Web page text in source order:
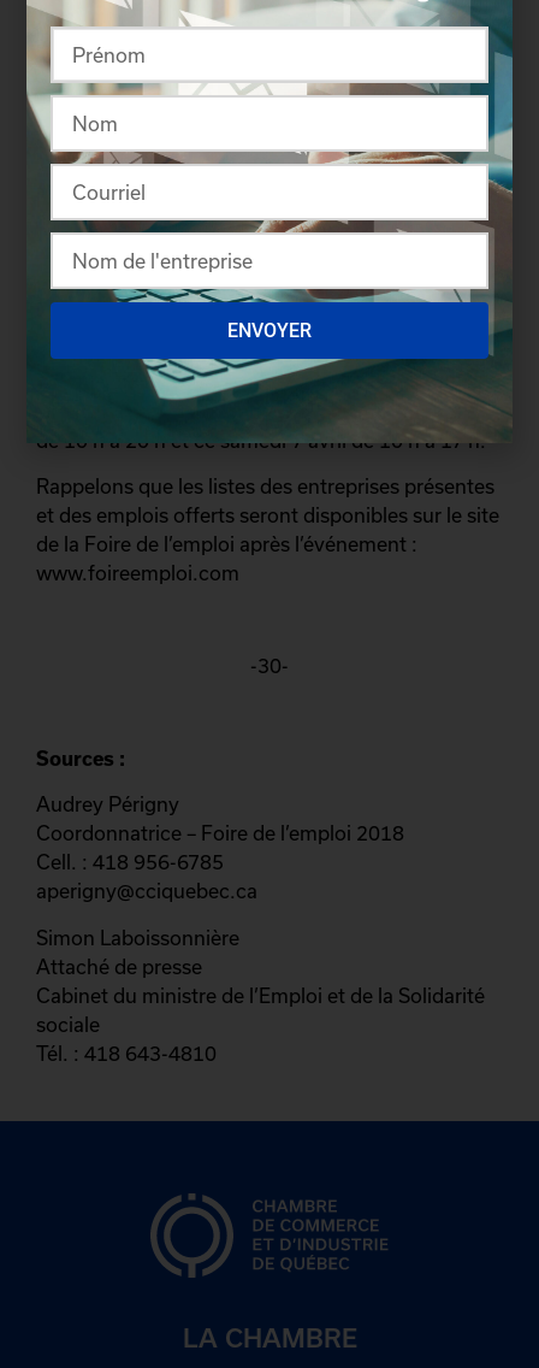
Solidarité sociale, M. François Blais
Une multitude d’outils offerts gratuitement
La Foire de l’emploi offre gratuitement une
pour les outiller dans leur processus de recherche
d’emploi : atelier brise-glace, service de CV
express, moteur de recherche, service de
photocopies Xerox, modification de CV sur place
et babillard de l’emploi.
La Foire de l’emploi se déroule ce vendredi 6 avril
de 10 h à 20 h et ce samedi 7 avril de 10 h à 17 h.
Rappelons que les listes des entreprises présentes
et des emplois offerts seront disponibles sur le site
de la Foire de l’emploi après l’événement :
www.foireemploi.com
-30-
Sources :
Audrey Périgny
Coordonnatrice – Foire de l’emploi 2018
Cell. : 418 956-6785
aperigny@cciquebec.ca
Simon Laboissonnière
Attaché de presse
Cabinet du ministre de l’Emploi et de la Solidarité
sociale
Tél. : 418 643-4810
LA CHAMBRE
ENVOYER